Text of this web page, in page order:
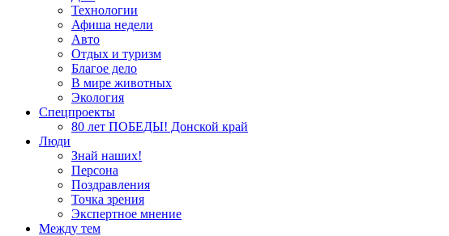
Технологии
Афиша недели
Авто
Отдых и туризм
Благое дело
В мире животных
Экология
Спецпроекты
80 лет ПОБЕДЫ! Донской край
Люди
Знай наших!
Персона
Поздравления
Точка зрения
Экспертное мнение
Между тем